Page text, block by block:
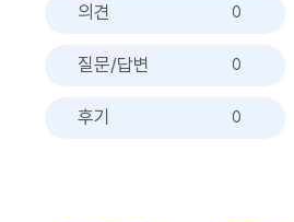
의견 0
질문/답변 0
후기 0